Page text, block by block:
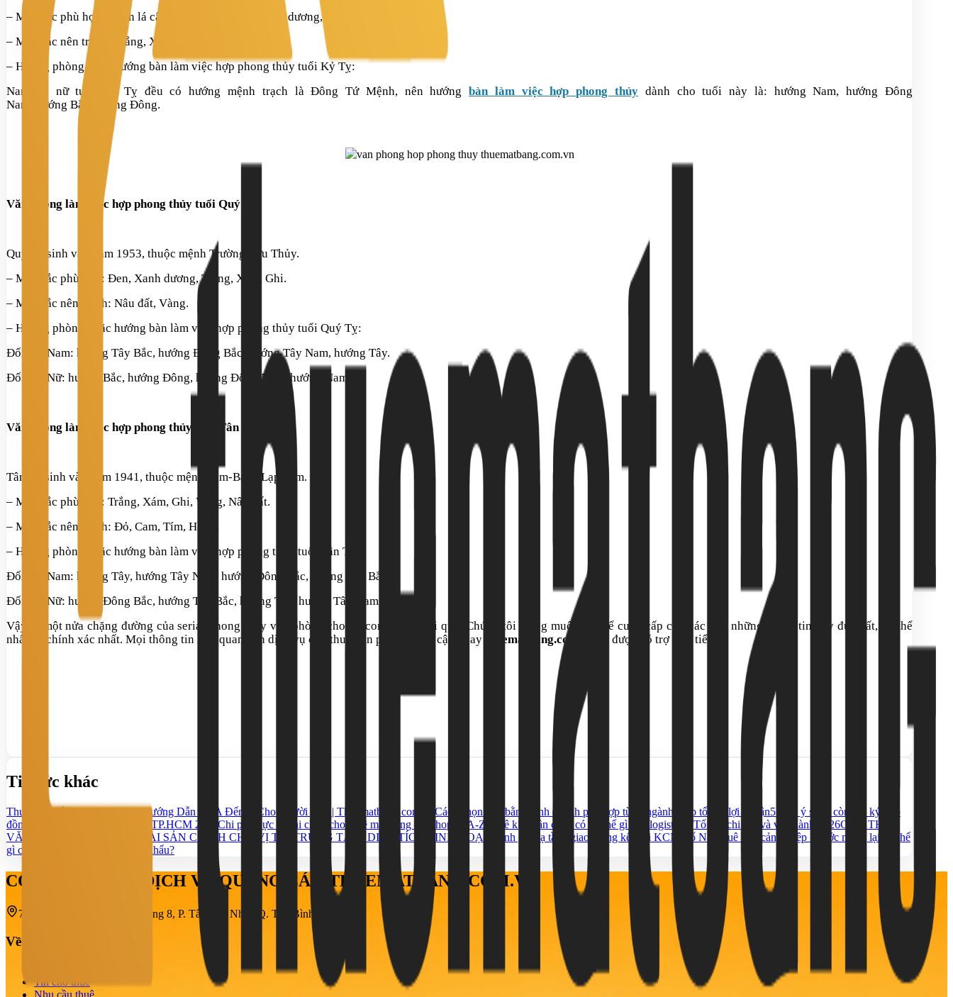
– Màu sắc phù hợp:
Xanh lá cây,
anh nõn chuối, Xanh dương, Đen
– Màu sắc nên tránh:
Trắng, Xám, Ghi
– Hướng phòng hoặc hướng bàn làm việc hợp phong thủy tuổi Kỷ Tỵ:
Nam và nữ tuổi Kỷ Tỵ đều có hướng mệnh trạch là Đông Tứ Mệnh, nên hướngbàn làm việc hợp phong thủy dành cho tuổi này là: hướng Nam, hướngĐông
Nam,
hướng Bắc, hướng Đông.
Văn phòng làm việc hợp phong thủy tuổi Quý Tỵ
Quý Tỵ sinh vào năm 1953, thuộc mệnh Trường Lưu Thủy.
– Màu sắc phù hợp: Đen, Xanh dương, Trắng, Xám, Ghi.
– Màu sắc nên tránh: Nâu đất, Vàng.
– Hướng phòng hoặc hướng bàn làm việc hợp phong thủy tuổi Quý Tỵ:
Đối với Nam: hướng Tây Bắc, hướng Đông Bắc, hướng Tây Nam, hướng Tây.
Đối với Nữ: hướng Bắc, hướng Đông, hướng Đông Nam, hướng Nam.
Văn phòng làm việc hợp phong thủy tuổi Tân Tỵ
Tân Tỵ sinh vào năm 1941, thuộc mệnh Kim-Bạch Lạp Kim.
– Màu sắc phù hợp: Trắng, Xám, Ghi, Vàng, Nâu đất.
– Màu sắc nên tránh: Đỏ, Cam, Tím, Hồng.
– Hướng phòng hoặc hướng bàn làm việc hợp phong thủy tuổi Tân Tỵ:
Đối với Nam: hướng Tây, hướng Tây Nam, hướng Đông Bắc, hướng Tây Bắc.
Đối với Nữ: hướng Đông Bắc, hướng Tây Bắc, hướng Tây, hướng Tây Nam.
Vậy là một nửa chặng đường của serial phong thủy văn phòng cho 12 con giáp đã đi qua. Chúng tôi mong muốn có thể cung cấp cho các bạn những thông tin đầy đủ nhất, cụ thể
nhất và chính xác nhất. Mọi thông tin liên quan đến dịch vụ cho thuê văn phòng, truy cập ngay
thuematbang.com.vn để được hỗ trợ trực tiếp.
Tin tức khác
Thuê Mặt Bằng Kinh Doanh: Hướng Dẫn Từ A Đến Z Cho Người Mới | Thuematbang.com.vn Cách chọn mặt bằng kinh doanh phù hợp từng ngành giúp tối ưu lợi nhuận5 Lưu ý sống còn khi ký hợp
đồng thuê mặt bằng kinh doanh TP.HCM 2026 Chi phí thực tế khi chọn cho thuê mặt bằng mở shop từ A-Z Thuê kho gần cảng có lợi thế gì cho logistics? Tối ưu chi phí và vận hành 2026CHO THUÊ
VĂN PHÒNG CẦN THƠ – TÀI SẢN CHÍNH CHỦ VỊ TRÍ TRUNG TÂM, DIỆN TÍCH LINH HOẠT
Đánh giá hạ tầng giao thông kết nối KCN Hố Nai
Thuê kho cảng Hiệp Phước mang lại lợi thế
gì cho doanh nghiệp xuất nhập khẩu?
CÔNG TY TNHH DỊCH VỤ QUẢNG CÁO THUEMATBANG.COM.VN
708-710-712 Cách Mạng Tháng 8, P. Tân Sơn Nhất, Q. Tân Bình, TP. HCM
Về chúng tôi
Tin cho thuê
Nhu cầu thuê